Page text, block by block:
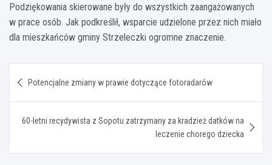
Podziękowania skierowane były do wszystkich zaangażowanych
w prace osób. Jak podkreślił, wsparcie udzielone przez nich miało
dla mieszkańców gminy Strzeleczki ogromne znaczenie.
wpisu
Potencjalne zmiany w prawie dotyczące fotoradarów
60-letni recydywista z Sopotu zatrzymany za kradzież datków na
leczenie chorego dziecka